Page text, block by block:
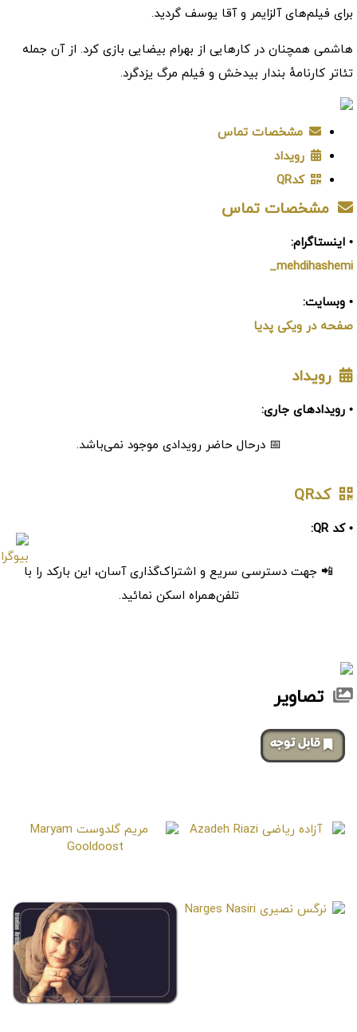
برای فیلم‌های آلزایمر و آقا یوسف گردید.
هاشمی همچنان در کارهایی از بهرام بیضایی بازی کرد. از آن جمله
تئاتر کارنامهٔ بندار بیدخش و فیلم مرگ یزدگرد.
مشخصات تماس
رویداد
کدQR
مشخصات تماس
• اینستاگرام:
mehdihashemi_
• وبسایت:
صفحه در ویکی پدیا
رویداد
• رویدادهای جاری:
📅 درحال حاضر رویدادی موجود نمی‌باشد.
کدQR
• کد QR:
📲 جهت دسترسی سریع و اشتراک‌گذاری آسان، این بارکد را با
تلفن‌همراه اسکن نمائید.
تصاویر
‌قابل توجه